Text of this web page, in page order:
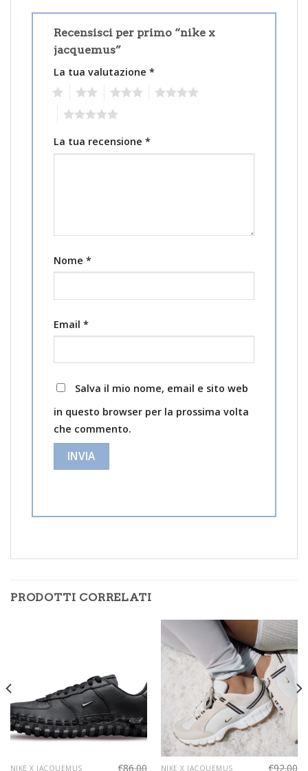
Recensisci per primo “nike x
jacquemus”
La tua valutazione *
La tua recensione *
Nome *
Email *
Salva il mio nome, email e sito web
in questo browser per la prossima volta
che commento.
PRODOTTI CORRELATI
NIKE X JACQUEMUS €86.00 NIKE X JACQUEMUS €92.00